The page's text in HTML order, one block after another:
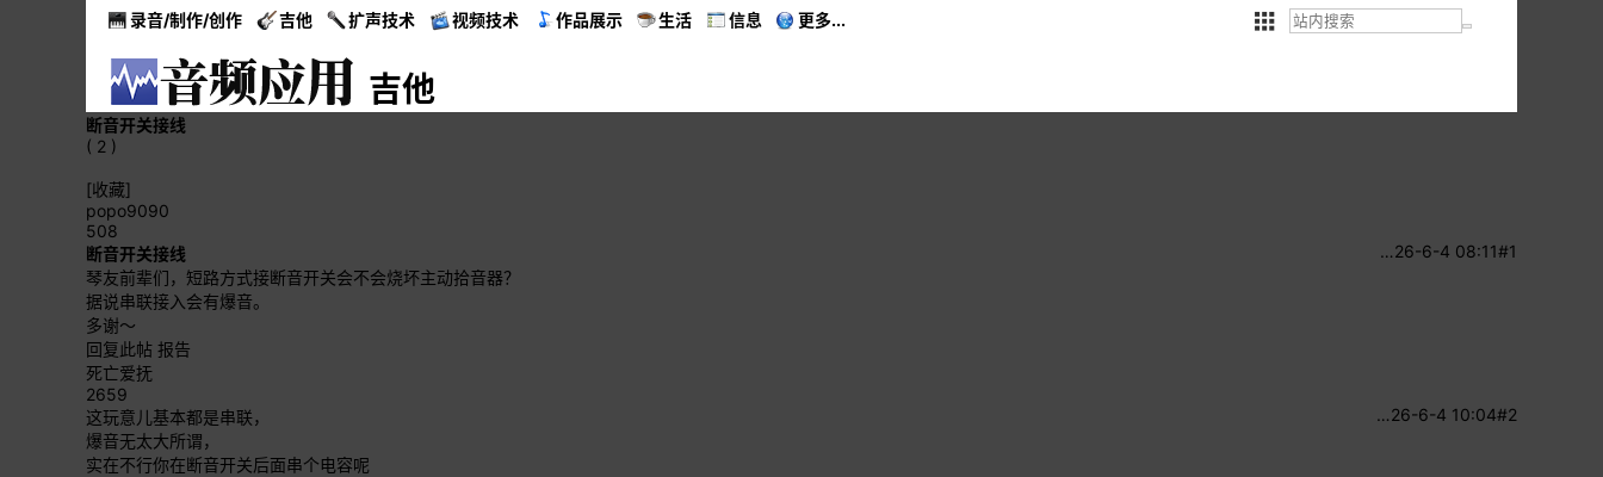
录音/制作/创作 吉他 扩声技术 视频技术 作品展示 生活 信息 更多...
吉他
断音开关接线
( 2 )
[收藏]
popo9090
508
#1
26-6-4 08:11
…
断音开关接线
琴友前辈们，短路方式接断音开关会不会烧坏主动拾音器？
据说串联接入会有爆音。
多谢～
回复此帖 报告
死亡爱抚
2659
#2
26-6-4 10:04
…
这玩意儿基本都是串联，
爆音无太大所谓，
实在不行你在断音开关后面串个电容呢